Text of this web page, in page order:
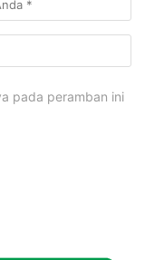
pada peramban ini